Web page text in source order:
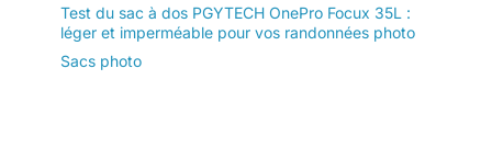
Test du sac à dos PGYTECH OnePro Focux 35L :
léger et imperméable pour vos randonnées photo
Sacs photo